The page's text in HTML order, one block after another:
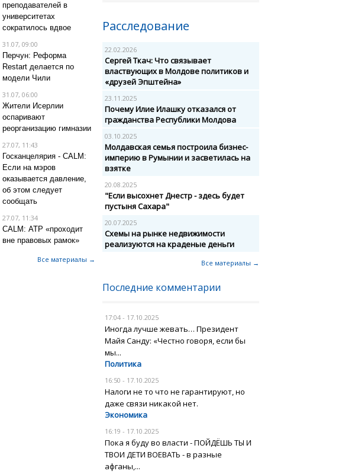
преподавателей в
университетах
сократилось вдвое
31.07, 09:00
Перчун: Реформа
Restart делается по
модели Чили
31.07, 06:00
Жители Исерлии
оспаривают
реорганизацию гимназии
27.07, 11:43
Госканцелярия - CALM:
Если на мэров
оказывается давление,
об этом следует
сообщать
27.07, 11:34
CALM: АТР «проходит
вне правовых рамок»
Все материалы →
Расследование
22.02.2026
Сергей Ткач: Что связывает
властвующих в Молдове политиков и
«друзей Эпштейна»
23.11.2025
Почему Илие Илашку отказался от
гражданства Республики Молдова
03.10.2025
Молдавская семья построила бизнес-
империю в Румынии и засветилась на
взятке
20.08.2025
"Если высохнет Днестр - здесь будет
пустыня Сахара"
20.07.2025
Схемы на рынке недвижимости
реализуются на краденые деньги
Все материалы →
Последние комментарии
17:04 - 17.10.2025
Иногда лучше жевать… Президент
Майя Санду: «Честно говоря, если бы
мы...
Политика
16:50 - 17.10.2025
Налоги не то что не гарантируют, но
даже связи никакой нет.
Экономика
16:19 - 17.10.2025
Пока я буду во власти - ПОЙДЁШЬ ТЫ И
ТВОИ ДЕТИ ВОЕВАТЬ - в разные
афганы,...